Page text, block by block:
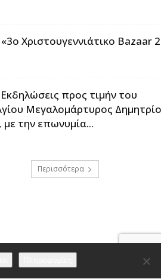
Χριστουγεννιάτικο Bazaar
προς τιμήν του
Μεγαλομάρτυρος
την επωνυμία...
Περισσότερα